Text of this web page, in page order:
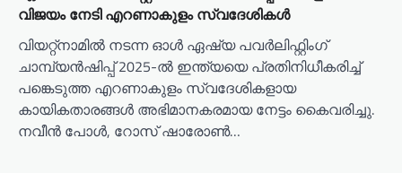
വിജയം നേടി എറണാകുളം സ്വദേശികൾ
വിയറ്റ്‌നാമിൽ നടന്ന ഓൾ ഏഷ്യ പവർലിഫ്റ്റിംഗ്
ചാമ്പ്യൻഷിപ്പ് 2025-ൽ ഇന്ത്യയെ പ്രതിനിധീകരിച്ച്
പങ്കെടുത്ത എറണാകുളം സ്വദേശികളായ
കായികതാരങ്ങൾ അഭിമാനകരമായ നേട്ടം കൈവരിച്ചു.
നവീൻ പോൾ, റോസ് ഷാരോൺ…